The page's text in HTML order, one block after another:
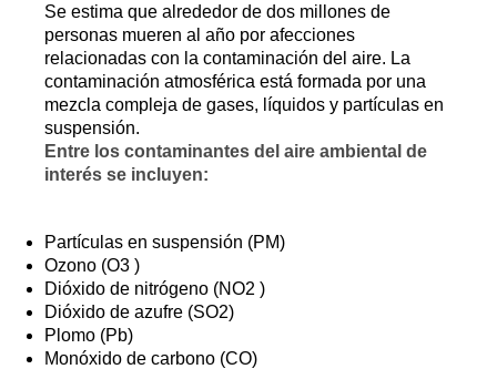
Se estima que alrededor de dos millones de
personas mueren al año por afecciones
relacionadas con la contaminación del aire. La
contaminación atmosférica está formada por una
mezcla compleja de gases, líquidos y partículas en
suspensión.
Entre los contaminantes del aire ambiental de
interés se incluyen:
Partículas en suspensión (PM)
Ozono (O3 )
Dióxido de nitrógeno (NO2 )
Dióxido de azufre (SO2)
Plomo (Pb)
Monóxido de carbono (CO)